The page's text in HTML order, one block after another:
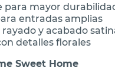
para mayor
entradas amplias
y acabado
detalles florales
Sweet Home